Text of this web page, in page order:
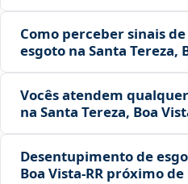
Como perceber sinais
esgoto na Santa Tereza,
Vocês atendem
na Santa Tereza, Boa
Desentupimento de
Boa Vista‑RR próximo